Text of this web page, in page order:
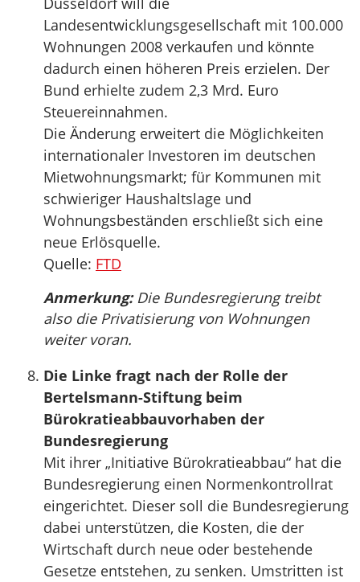
Landesentwicklungsgesellschaft mit 100.000
Wohnungen 2008 verkaufen und könnte
dadurch einen höheren Preis erzielen. Der
Bund erhielte zudem 2,3 Mrd. Euro
Steuereinnahmen.
Die Änderung erweitert die Möglichkeiten
internationaler Investoren im deutschen
Mietwohnungsmarkt; für Kommunen mit
schwieriger Haushaltslage und
Wohnungsbeständen erschließt sich eine
neue Erlösquelle.
Quelle: FTD
Anmerkung:Die Bundesregierung treibt
also die Privatisierung von Wohnungen
weiter voran.
Die Linke fragt nach der Rolle der
Bertelsmann-Stiftung beim
Bürokratieabbauvorhaben der
Bundesregierung
Mit ihrer „Initiative Bürokratieabbau“ hat die
Bundesregierung einen Normenkontrollrat
eingerichtet. Dieser soll die Bundesregierung
dabei unterstützen, die Kosten, die der
Wirtschaft durch neue oder bestehende
Gesetze entstehen, zu senken. Umstritten ist